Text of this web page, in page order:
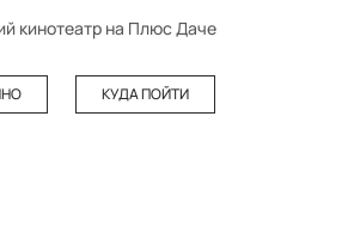
кинотеатр на Плюс Даче
КУДА ПОЙТИ